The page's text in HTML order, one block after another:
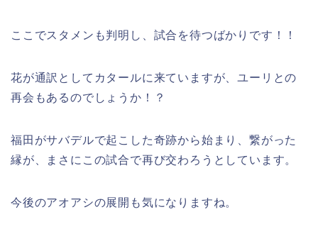
ここでスタメンも判明し、試合を待つばかりです！！
花が通訳としてカタールに来ていますが、ユーリとの
再会もあるのでしょうか！？
福田がサバデルで起こした奇跡から始まり、繋がった
縁が、まさにこの試合で再び交わろうとしています。
今後のアオアシの展開も気になりますね。